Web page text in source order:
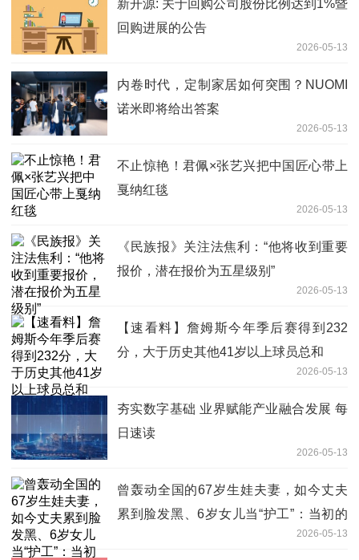
新开源: 关于回购公司股份比例达到1%暨
回购进展的公告
2026-05-13
内卷时代，定制家居如何突围？NUOMI
诺米即将给出答案
2026-05-13
不止惊艳！君佩×张艺兴把中国匠心带上
戛纳红毯
2026-05-13
《民族报》关注法焦利：“他将收到重要
报价，潜在报价为五星级别”
2026-05-13
【速看料】詹姆斯今年季后赛得到232
分，大于历史其他41岁以上球员总和
2026-05-13
夯实数字基础 业界赋能产业融合发展 每
日速读
2026-05-13
曾轰动全国的67岁生娃夫妻，如今丈夫
累到脸发黑、6岁女儿当“护工”：当初的
2026-05-13